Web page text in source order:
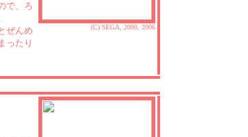
で、ろ
ぜんめ
ったり
(C) SEGA, 2000, 2006